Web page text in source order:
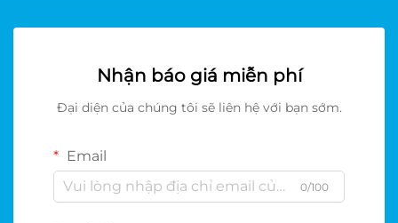
Nhận báo giá miễn phí
Đại diện của chúng tôi sẽ liên hệ với bạn sớm.
Email
0/100